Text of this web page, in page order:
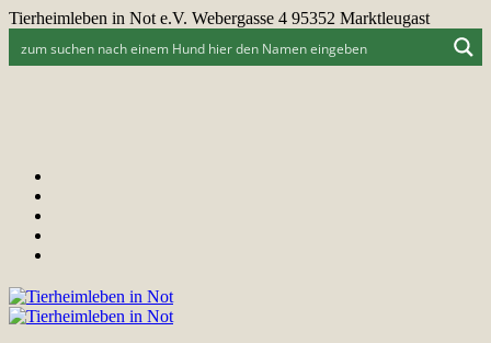
Tierheimleben in Not e.V. Webergasse 4 95352 Marktleugast